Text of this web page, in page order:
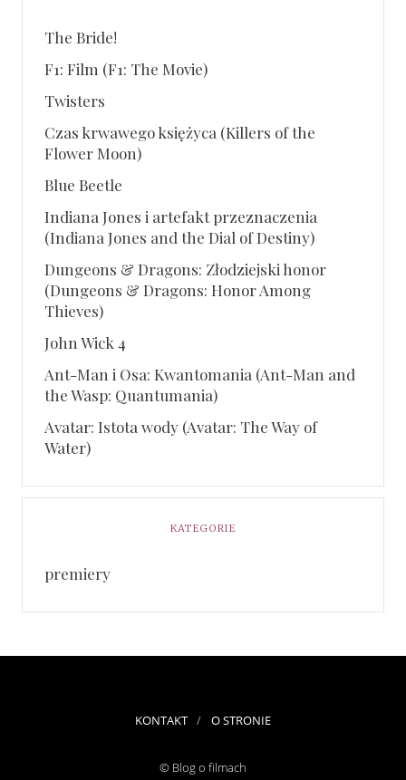
The Bride!
F1: Film (F1: The Movie)
Twisters
Czas krwawego księżyca (Killers of the
Flower Moon)
Blue Beetle
Indiana Jones i artefakt przeznaczenia
(Indiana Jones and the Dial of Destiny)
Dungeons & Dragons: Złodziejski honor
(Dungeons & Dragons: Honor Among
Thieves)
John Wick 4
Ant-Man i Osa: Kwantomania (Ant-Man and
the Wasp: Quantumania)
Avatar: Istota wody (Avatar: The Way of
Water)
KATEGORIE
premiery
KONTAKT O STRONIE
© Blog o filmach